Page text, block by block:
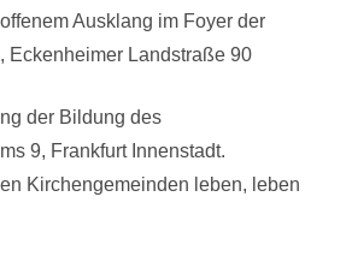
Ausklang im Foyer der
Eckenheimer Landstraße 90
der Bildung des
9, Frankfurt Innenstadt.
Kirchengemeinden leben, leben